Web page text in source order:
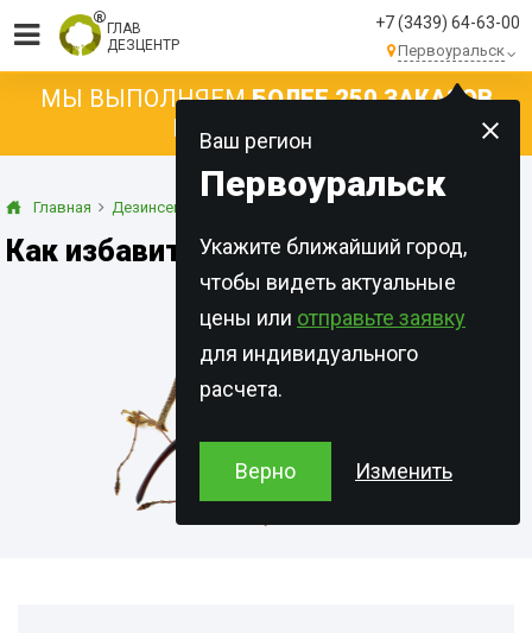
ГЛАВ
ДЕЗЦЕНТР
+7 (3439) 64-63-00
Первоуральск
Ваш регион
Первоуральск
Укажите ближайший город,
чтобы видеть актуальные
цены или отправьте заявку
для индивидуального
расчета.
Верно Изменить
МЫ ВЫПОЛНЯЕМБОЛЕЕ 250 ЗАКАЗОВ
КАЖДЫЙ ДЕНЬ!
Главная Дезинсекция Долгоносик
Как избавиться от долгоносиков